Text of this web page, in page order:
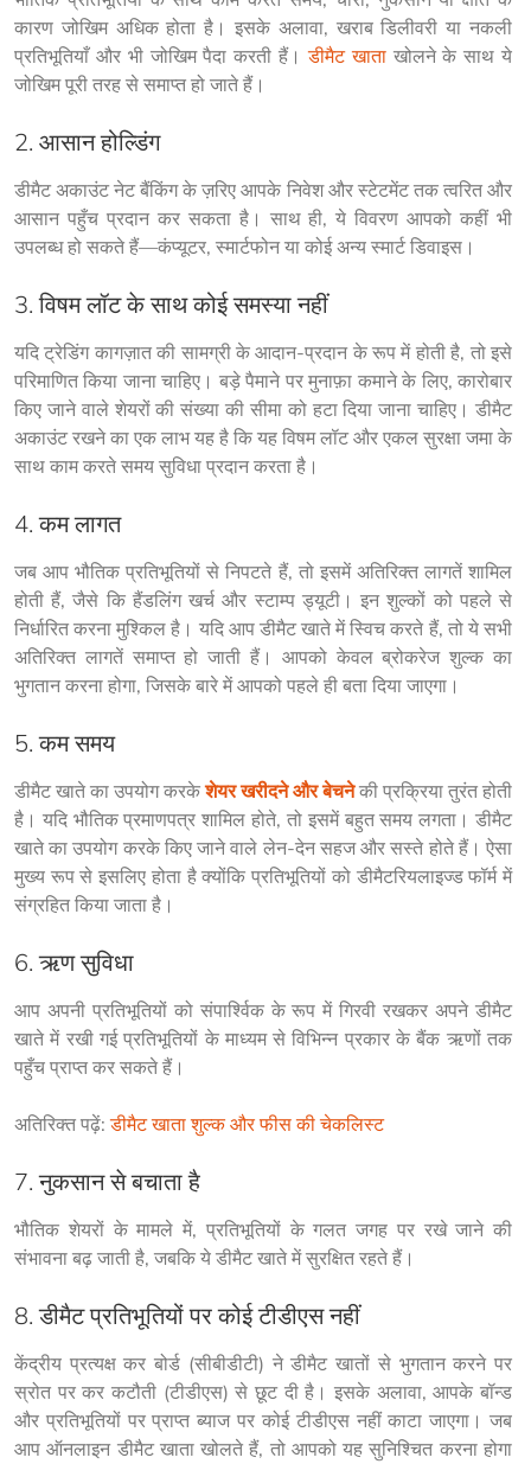
कारण जोखिम अधिक होता है। इसके अलावा, खराब डिलीवरी या नकली
प्रतिभूतियाँ और भी जोखिम पैदा करती हैं। डीमैट खाता खोलने के साथ ये
जोखिम पूरी तरह से समाप्त हो जाते हैं।
2. आसान होल्डिंग
डीमैट अकाउंट नेट बैंकिंग के ज़रिए आपके निवेश और स्टेटमेंट तक त्वरित और
आसान पहुँच प्रदान कर सकता है। साथ ही, ये विवरण आपको कहीं भी
उपलब्ध हो सकते हैं—कंप्यूटर, स्मार्टफोन या कोई अन्य स्मार्ट डिवाइस।
3. विषम लॉट के साथ कोई समस्या नहीं
यदि ट्रेडिंग कागज़ात की सामग्री के आदान-प्रदान के रूप में होती है, तो इसे
परिमाणित किया जाना चाहिए। बड़े पैमाने पर मुनाफ़ा कमाने के लिए, कारोबार
किए जाने वाले शेयरों की संख्या की सीमा को हटा दिया जाना चाहिए। डीमैट
अकाउंट रखने का एक लाभ यह है कि यह विषम लॉट और एकल सुरक्षा जमा के
साथ काम करते समय सुविधा प्रदान करता है।
4. कम लागत
जब आप भौतिक प्रतिभूतियों से निपटते हैं, तो इसमें अतिरिक्त लागतें शामिल
होती हैं, जैसे कि हैंडलिंग खर्च और स्टाम्प ड्यूटी। इन शुल्कों को पहले से
निर्धारित करना मुश्किल है। यदि आप डीमैट खाते में स्विच करते हैं, तो ये सभी
अतिरिक्त लागतें समाप्त हो जाती हैं। आपको केवल ब्रोकरेज शुल्क का
भुगतान करना होगा, जिसके बारे में आपको पहले ही बता दिया जाएगा।
5. कम समय
डीमैट खाते का उपयोग करके शेयर खरीदने और बेचने की प्रक्रिया तुरंत होती
है। यदि भौतिक प्रमाणपत्र शामिल होते, तो इसमें बहुत समय लगता। डीमैट
खाते का उपयोग करके किए जाने वाले लेन-देन सहज और सस्ते होते हैं। ऐसा
मुख्य रूप से इसलिए होता है क्योंकि प्रतिभूतियों को डीमैटरियलाइज्ड फॉर्म में
संग्रहित किया जाता है।
6. ऋण सुविधा
आप अपनी प्रतिभूतियों को संपार्श्विक के रूप में गिरवी रखकर अपने डीमैट
खाते में रखी गई प्रतिभूतियों के माध्यम से विभिन्न प्रकार के बैंक ऋणों तक
पहुँच प्राप्त कर सकते हैं।
अतिरिक्त पढ़ें: डीमैट खाता शुल्क और फीस की चेकलिस्ट
7. नुकसान से बचाता है
भौतिक शेयरों के मामले में, प्रतिभूतियों के गलत जगह पर रखे जाने की
संभावना बढ़ जाती है, जबकि ये डीमैट खाते में सुरक्षित रहते हैं।
8. डीमैट प्रतिभूतियों पर कोई टीडीएस नहीं
केंद्रीय प्रत्यक्ष कर बोर्ड (सीबीडीटी) ने डीमैट खातों से भुगतान करने पर
स्रोत पर कर कटौती (टीडीएस) से छूट दी है। इसके अलावा, आपके बॉन्ड
और प्रतिभूतियों पर प्राप्त ब्याज पर कोई टीडीएस नहीं काटा जाएगा। जब
आप ऑनलाइन डीमैट खाता खोलते हैं, तो आपको यह सुनिश्चित करना होगा